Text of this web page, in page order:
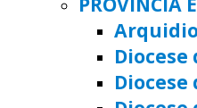
Diocese